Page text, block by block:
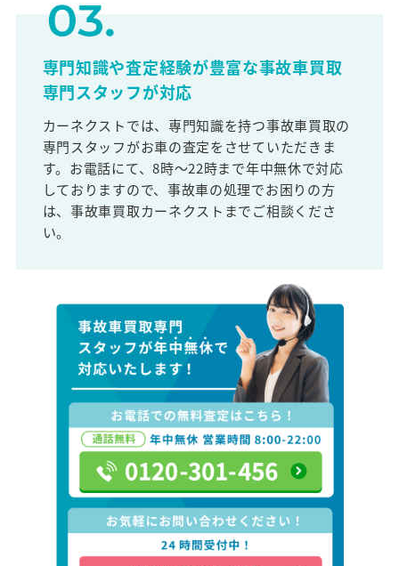
専門知識や査定経験が豊富な事故車買取
専門スタッフが対応
カーネクストでは、専門知識を持つ事故車買取の
専門スタッフがお車の査定をさせていただきま
す。お電話にて、8時～22時まで年中無休で対応
しておりますので、事故車の処理でお困りの方
は、事故車買取カーネクストまでご相談くださ
い。